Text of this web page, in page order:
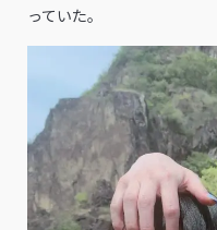
っていた。